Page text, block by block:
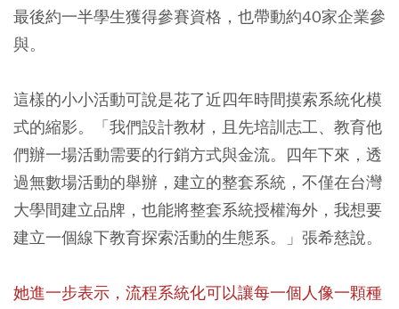
最後約一半學生獲得參賽資格，也帶動約40家企業參
與。
這樣的小小活動可說是花了近四年時間摸索系統化模
式的縮影。「我們設計教材，且先培訓志工、教育他
們辦一場活動需要的行銷方式與金流。四年下來，透
過無數場活動的舉辦，建立的整套系統，不僅在台灣
大學間建立品牌，也能將整套系統授權海外，我想要
建立一個線下教育探索活動的生態系。」張希慈說。
她進一步表示，流程系統化可以讓每一個人像一顆種